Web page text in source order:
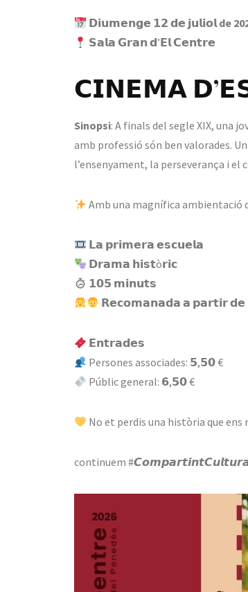
𝗗𝗶𝘂𝗺𝗲𝗻𝗴𝗲 𝟭𝟮 𝗱𝗲 𝗷𝘂𝗹𝗶𝗼𝗹de
𝗦𝗮𝗹𝗮 𝗚𝗿𝗮𝗻 𝗱’𝗘𝗹 𝗖𝗲𝗻𝘁𝗿𝗲
𝗖𝗜𝗡𝗘𝗠𝗔
Sinopsi: A finals del segle XIX, una
amb professió són ben valorades.
l’ensenyament, la perseverança i el
Amb una magnífica ambientació
𝗟𝗮 𝗽𝗿𝗶𝗺𝗲𝗿𝗮 𝗲𝘀𝗰𝘂𝗲𝗹𝗮
𝗗𝗿𝗮𝗺𝗮 𝗵𝗶𝘀𝘁ò𝗿𝗶𝗰
𝟭𝟬𝟱 𝗺𝗶𝗻𝘂𝘁𝘀
𝗥𝗲𝗰𝗼𝗺𝗮𝗻𝗮𝗱𝗮 𝗮 𝗽𝗮𝗿𝘁𝗶𝗿 𝗱𝗲
𝗘𝗻𝘁𝗿𝗮𝗱𝗲𝘀
Persones associades: 𝟱,𝟱𝟬 €
Públic general: 𝟲,𝟱𝟬 €
No et perdis una història que ens
continuem